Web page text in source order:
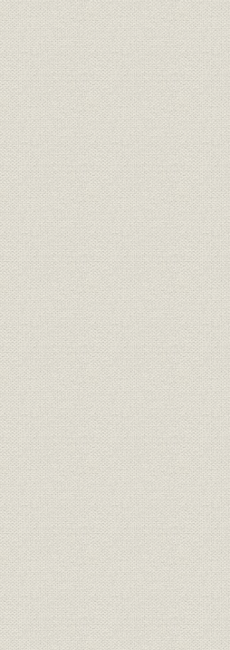
づくり
新しい枠組みへの対応(昭和47年~56年/1972
の構築
「FAP」の発売
テムの稼働
な保険サービスネットワーク
換
の始まり
・充実
スの時代―さらなる攻めの経営へ(昭和57年~
併と海外戦略
時代の経営戦略
自動車保険市場
いう新しい価値創造
構造変化の中での経営戦略
サービスの多様化